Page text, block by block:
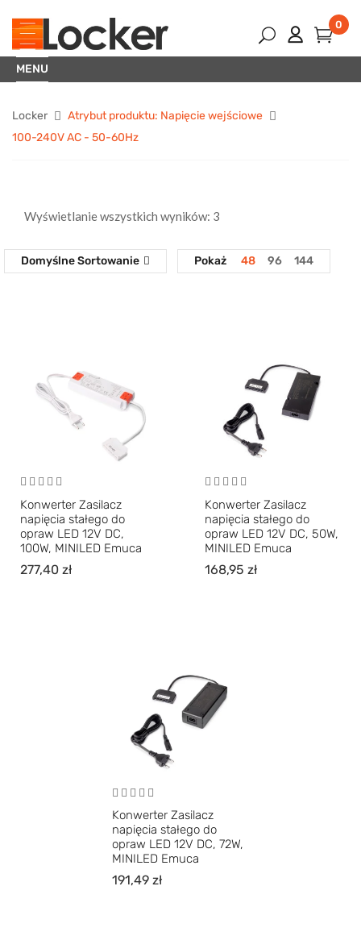
0
MENU
Locker
Atrybut produktu: Napięcie wejściowe
100-240V AC - 50-60Hz
Wyświetlanie wszystkich wyników: 3
Domyślne Sortowanie Pokaż 48 96 144
Konwerter Zasilacz
napięcia stałego do
opraw LED 12V DC,
100W, MINILED Emuca
277,40 zł
Konwerter Zasilacz
napięcia stałego do
opraw LED 12V DC, 50W,
MINILED Emuca
168,95 zł
Konwerter Zasilacz
napięcia stałego do
opraw LED 12V DC, 72W,
MINILED Emuca
191,49zł